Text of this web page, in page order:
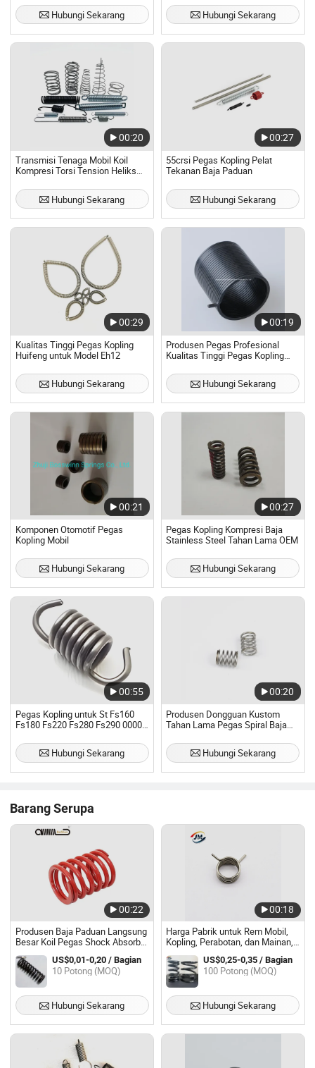
Disk Pelat Tekanan Penutup
Perakitan Pegas Kopling Pegas
Hubungi Sekarang
Disk Pelat Tekanan Penutup
Perakitan Pegas Kopling Pegas
Hubungi Sekarang
00:20
Transmisi Tenaga Mobil Koil
Kompresi Torsi Tension Heliks
Pegas Disk Pegas Tekanan
Hubungi Sekarang
00:27
55crsi Pegas Kopling Pelat
Tekanan Baja Paduan
Hubungi Sekarang
00:29
Kualitas Tinggi Pegas Kopling
Huifeng untuk Model Eh12
Hubungi Sekarang
00:19
Produsen Pegas Profesional
Kualitas Tinggi Pegas Kopling
Hubungi Sekarang
00:21
Komponen Otomotif Pegas
Kopling Mobil
Hubungi Sekarang
00:27
Pegas Kopling Kompresi Baja
Stainless Steel Tahan Lama OEM
Hubungi Sekarang
00:55
Pegas Kopling untuk St Fs160
Fs180 Fs220 Fs280 Fs290 0000
Hubungi Sekarang
00:20
Produsen Dongguan Kustom
Tahan Lama Pegas Spiral Baja
Kompresi Kecil
Hubungi Sekarang
Barang Serupa
00:22
Produsen Baja Paduan Langsung
Besar Koil Pegas Shock Absorber
Disc Kopling Pegas Katup untuk
Sumbu Truk Pemanen Trailer
US$0,01-0,20 / Bagian
10 Potong (MOQ)
Hubungi Sekarang
00:18
Harga Pabrik untuk Rem Mobil,
Kopling, Perabotan, dan Mainan,
Pegas Torsi
US$0,25-0,35 / Bagian
100 Potong (MOQ)
Hubungi Sekarang